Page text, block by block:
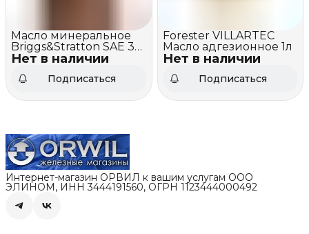
Нет в наличии
Масло минеральное
Briggs&Stratton SAE 30
(0,6 литра)
Подписаться
Нет в наличии
Forester VILLARTEC
Масло адгезионное 1л
Подписаться
Интернет-магазин ОРВИЛ к вашим услугам ООО
ЭЛИНОМ, ИНН 3444191560, ОГРН 1123444000492